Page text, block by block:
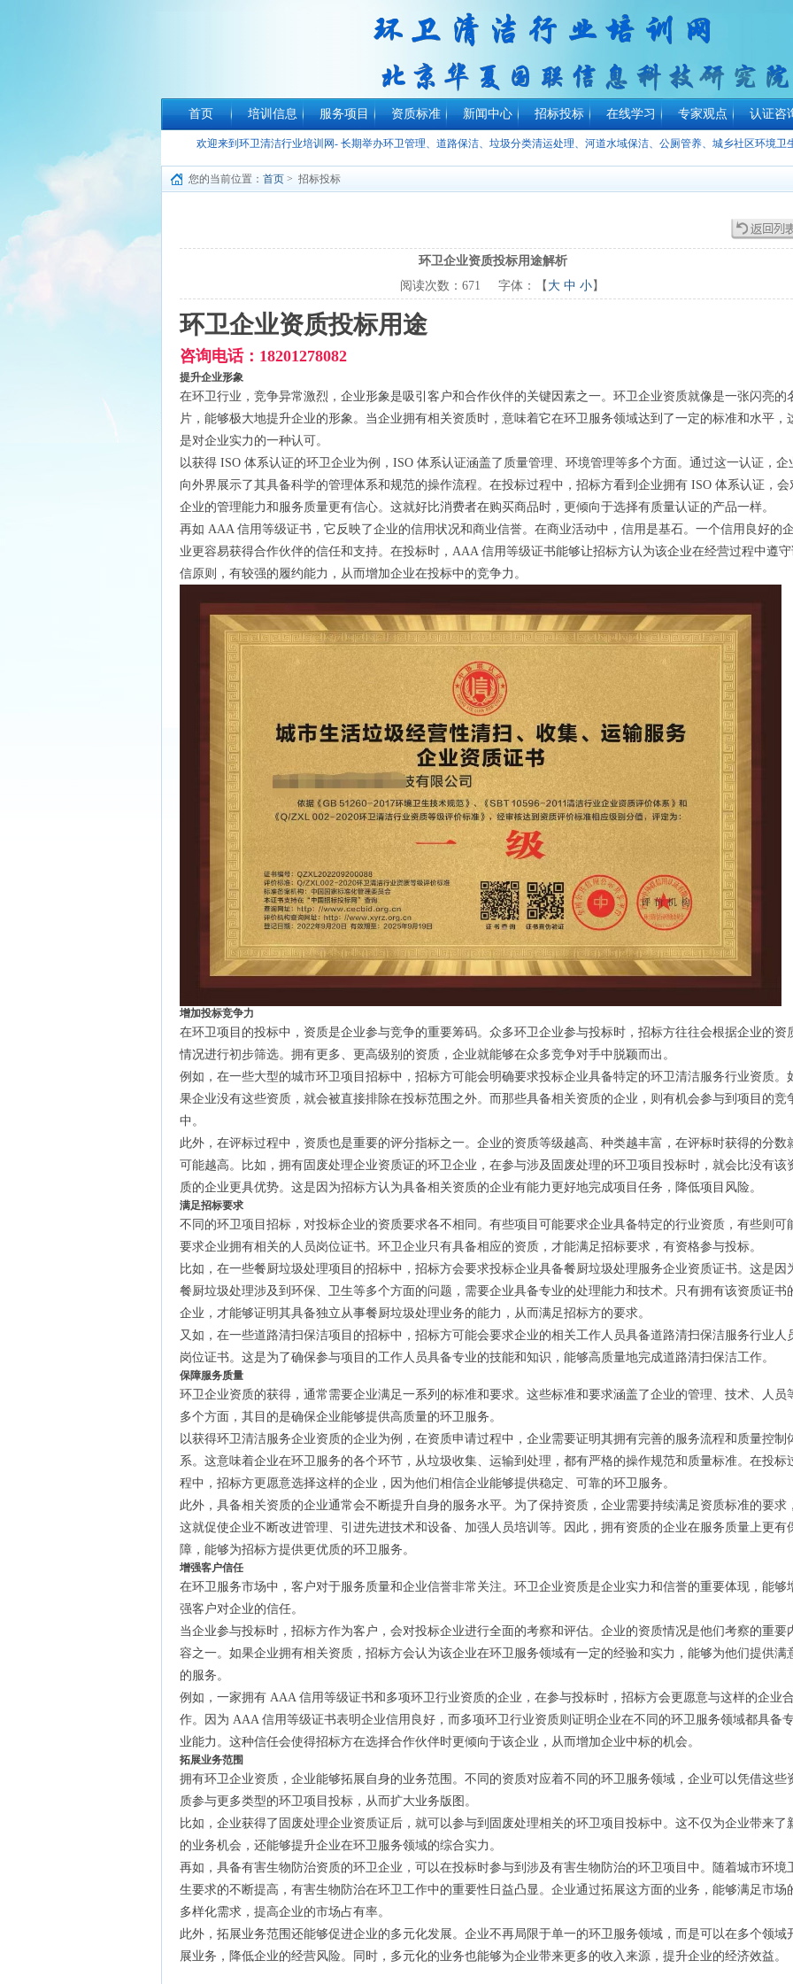
首页 培训信息 服务项目 资质标准 新闻中心 招标投标 在线学习 专家观点 认证咨
欢迎来到环卫清洁行业培训网- 长期举办环卫管理、道路保洁、垃圾分类清运处理、河道水域保洁、公厕管养、城乡社区环境卫
您的当前位置： 首页 > 招标投标
环卫企业资质投标用途解析
阅读次数： 671 字体：【 大 中 小】
环卫企业资质投标用途
咨询电话：18201278082
提升企业形象
在环卫行业，竞争异常激烈，企业形象是吸引客户和合作伙伴的关键因素之一。环卫企业资质就像是一张闪亮的
片，能够极大地提升企业的形象。当企业拥有相关资质时，意味着它在环卫服务领域达到了一定的标准和水平，
是对企业实力的一种认可。
以获得 ISO 体系认证的环卫企业为例，ISO 体系认证涵盖了质量管理、环境管理等多个方面。通过这一认证，企
向外界展示了其具备科学的管理体系和规范的操作流程。在投标过程中，招标方看到企业拥有 ISO 体系认证，会
企业的管理能力和服务质量更有信心。这就好比消费者在购买商品时，更倾向于选择有质量认证的产品一样。
再如 AAA 信用等级证书，它反映了企业的信用状况和商业信誉。在商业活动中，信用是基石。一个信用良好的企
业更容易获得合作伙伴的信任和支持。在投标时，AAA 信用等级证书能够让招标方认为该企业在经营过程中遵
信原则，有较强的履约能力，从而增加企业在投标中的竞争力。
增加投标竞争力
在环卫项目的投标中，资质是企业参与竞争的重要筹码。众多环卫企业参与投标时，招标方往往会根据企业的资
情况进行初步筛选。拥有更多、更高级别的资质，企业就能够在众多竞争对手中脱颖而出。
例如，在一些大型的城市环卫项目招标中，招标方可能会明确要求投标企业具备特定的环卫清洁服务行业资质。
果企业没有这些资质，就会被直接排除在投标范围之外。而那些具备相关资质的企业，则有机会参与到项目的竞
中。
此外，在评标过程中，资质也是重要的评分指标之一。企业的资质等级越高、种类越丰富，在评标时获得的分数
可能越高。比如，拥有固废处理企业资质证的环卫企业，在参与涉及固废处理的环卫项目投标时，就会比没有该
质的企业更具优势。这是因为招标方认为具备相关资质的企业有能力更好地完成项目任务，降低项目风险。
满足招标要求
不同的环卫项目招标，对投标企业的资质要求各不相同。有些项目可能要求企业具备特定的行业资质，有些则可
要求企业拥有相关的人员岗位证书。环卫企业只有具备相应的资质，才能满足招标要求，有资格参与投标。
比如，在一些餐厨垃圾处理项目的招标中，招标方会要求投标企业具备餐厨垃圾处理服务企业资质证书。这是因
餐厨垃圾处理涉及到环保、卫生等多个方面的问题，需要企业具备专业的处理能力和技术。只有拥有该资质证书
企业，才能够证明其具备独立从事餐厨垃圾处理业务的能力，从而满足招标方的要求。
又如，在一些道路清扫保洁项目的招标中，招标方可能会要求企业的相关工作人员具备道路清扫保洁服务行业人
岗位证书。这是为了确保参与项目的工作人员具备专业的技能和知识，能够高质量地完成道路清扫保洁工作。
保障服务质量
环卫企业资质的获得，通常需要企业满足一系列的标准和要求。这些标准和要求涵盖了企业的管理、技术、人员
多个方面，其目的是确保企业能够提供高质量的环卫服务。
以获得环卫清洁服务企业资质的企业为例，在资质申请过程中，企业需要证明其拥有完善的服务流程和质量控制
系。这意味着企业在环卫服务的各个环节，从垃圾收集、运输到处理，都有严格的操作规范和质量标准。在投标
程中，招标方更愿意选择这样的企业，因为他们相信企业能够提供稳定、可靠的环卫服务。
此外，具备相关资质的企业通常会不断提升自身的服务水平。为了保持资质，企业需要持续满足资质标准的要求，
这就促使企业不断改进管理、引进先进技术和设备、加强人员培训等。因此，拥有资质的企业在服务质量上更有
障，能够为招标方提供更优质的环卫服务。
增强客户信任
在环卫服务市场中，客户对于服务质量和企业信誉非常关注。环卫企业资质是企业实力和信誉的重要体现，能够
强客户对企业的信任。
当企业参与投标时，招标方作为客户，会对投标企业进行全面的考察和评估。企业的资质情况是他们考察的重要
容之一。如果企业拥有相关资质，招标方会认为该企业在环卫服务领域有一定的经验和实力，能够为他们提供满
的服务。
例如，一家拥有 AAA 信用等级证书和多项环卫行业资质的企业，在参与投标时，招标方会更愿意与这样的企业合
作。因为 AAA 信用等级证书表明企业信用良好，而多项环卫行业资质则证明企业在不同的环卫服务领域都具备
业能力。这种信任会使得招标方在选择合作伙伴时更倾向于该企业，从而增加企业中标的机会。
拓展业务范围
拥有环卫企业资质，企业能够拓展自身的业务范围。不同的资质对应着不同的环卫服务领域，企业可以凭借这些
质参与更多类型的环卫项目投标，从而扩大业务版图。
比如，企业获得了固废处理企业资质证后，就可以参与到固废处理相关的环卫项目投标中。这不仅为企业带来了
的业务机会，还能够提升企业在环卫服务领域的综合实力。
再如，具备有害生物防治资质的环卫企业，可以在投标时参与到涉及有害生物防治的环卫项目中。随着城市环境
生要求的不断提高，有害生物防治在环卫工作中的重要性日益凸显。企业通过拓展这方面的业务，能够满足市场
多样化需求，提高企业的市场占有率。
此外，拓展业务范围还能够促进企业的多元化发展。企业不再局限于单一的环卫服务领域，而是可以在多个领域
展业务，降低企业的经营风险。同时，多元化的业务也能够为企业带来更多的收入来源，提升企业的经济效益。